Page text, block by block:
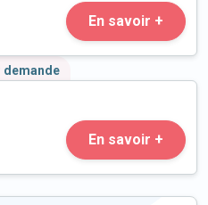
En savoir +
demande
En savoir +